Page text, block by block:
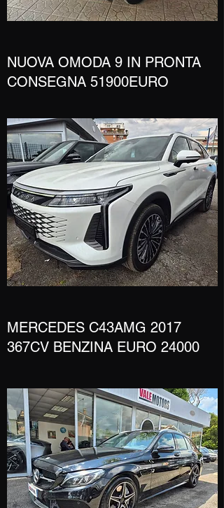
​NUOVA OMODA 9 IN PRONTA
CONSEGNA 51900EURO
​MERCEDES C43AMG 2017
367CV BENZINA EURO 24000